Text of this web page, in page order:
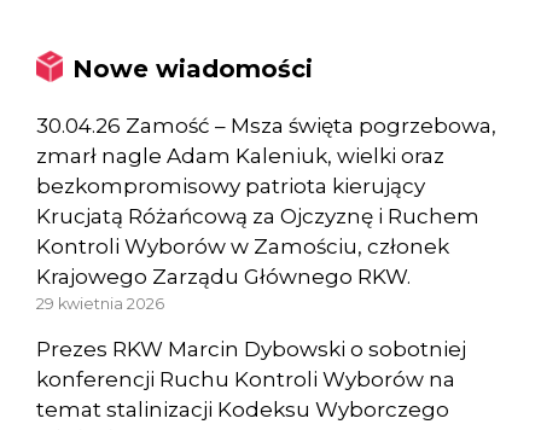
Nowe wiadomości
30.04.26 Zamość – Msza święta pogrzebowa,
zmarł nagle Adam Kaleniuk, wielki oraz
bezkompromisowy patriota kierujący
Krucjatą Różańcową za Ojczyznę i Ruchem
Kontroli Wyborów w Zamościu, członek
Krajowego Zarządu Głównego RKW.
29 kwietnia 2026
Prezes RKW Marcin Dybowski o sobotniej
konferencji Ruchu Kontroli Wyborów na
temat stalinizacji Kodeksu Wyborczego